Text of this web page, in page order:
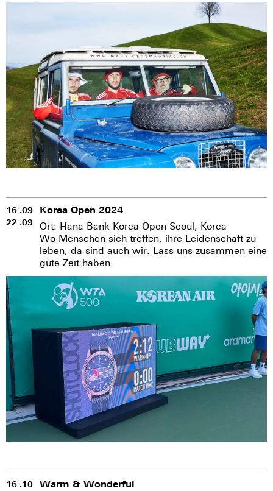
16 .09
22 .09
Korea Open 2024
Ort: Hana Bank Korea Open Seoul, Korea
Wo Menschen sich treffen, ihre Leidenschaft zu
leben, da sind auch wir. Lass uns zusammen eine
gute Zeit haben.
16 .10 Warm & Wonderful